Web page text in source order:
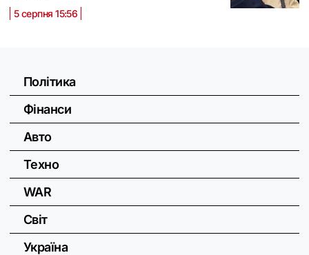
5 серпня 15:56
Політика
Фінанси
Авто
Техно
WAR
Світ
Україна